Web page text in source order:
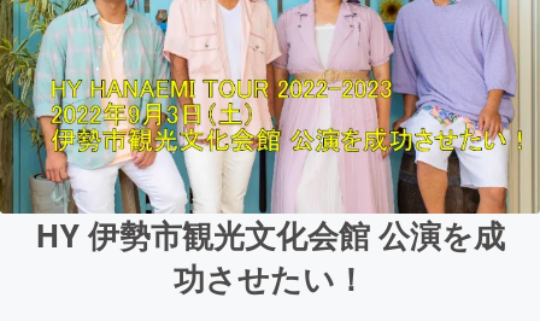
HY 伊勢市観光文化会館 公演を成
功させたい！